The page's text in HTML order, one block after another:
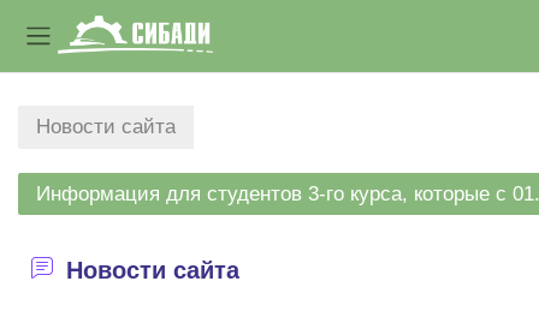
Боковая панель
Новости сайта
Информация для студентов 3-го курса, которые с
Новости сайта